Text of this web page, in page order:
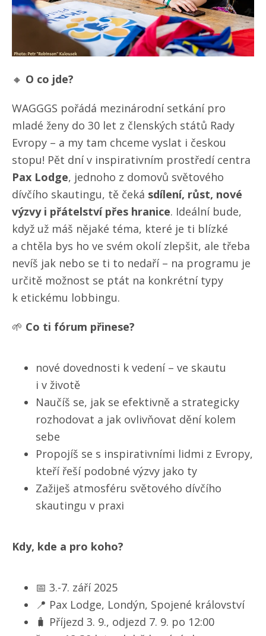
🔸 O co jde?
WAGGGS pořádá mezinárodní setkání pro
mladé ženy do 30 let z členských států Rady
Evropy – a my tam chceme vyslat i českou
stopu! Pět dní v inspirativním prostředí centra
Pax Lodge, jednoho z domovů světového
dívčího skautingu, tě čeká sdílení, růst, nové
výzvy i přátelství přes hranice. Ideální bude,
když už máš nějaké téma, které je ti blízké
a chtěla bys ho ve svém okolí zlepšit, ale třeba
nevíš jak nebo se ti to nedaří – na programu je
určitě možnost se ptát na konkrétní typy
k etickému lobbingu.
🌱 Co ti fórum přinese?
nové dovednosti k vedení – ve skautu
i v životě
Naučíš se, jak se efektivně a strategicky
rozhodovat a jak ovlivňovat dění kolem
sebe
Propojíš se s inspirativními lidmi z Evropy,
kteří řeší podobné výzvy jako ty
Zažiješ atmosféru světového dívčího
skautingu v praxi
Kdy, kde a pro koho?
📅 3.-7. září 2025
📍 Pax Lodge, Londýn, Spojené království
🧳 Příjezd 3. 9., odjezd 7. 9. po 12:00